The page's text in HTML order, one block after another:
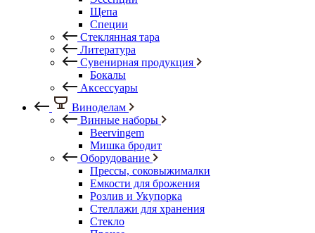
Щепа
Специи
Стеклянная тара
Литература
Сувенирная продукция
Бокалы
Аксессуары
Виноделам
Винные наборы
Beervingem
Мишка бродит
Оборудование
Прессы, соковыжималки
Емкости для брожения
Розлив и Укупорка
Стеллажи для хранения
Стекло